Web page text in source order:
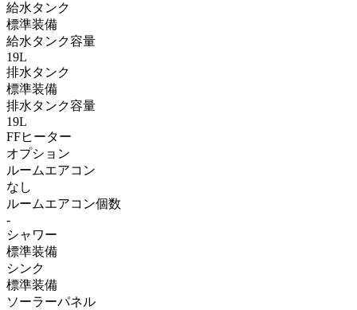
給水タンク
標準装備
給水タンク容量
19L
排水タンク
標準装備
排水タンク容量
19L
FFヒーター
オプション
ルームエアコン
なし
ルームエアコン個数
-
シャワー
標準装備
シンク
標準装備
ソーラーパネル